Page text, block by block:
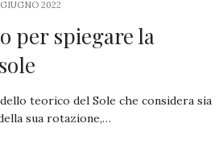
2022
per spiegare la
teorico del Sole che considera sia
sua rotazione,…